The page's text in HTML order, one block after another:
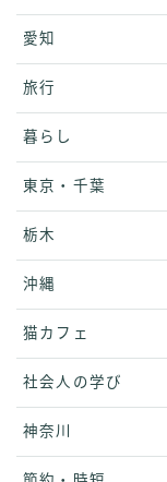
愛知
旅行
暮らし
東京・千葉
栃木
沖縄
猫カフェ
社会人の学び
神奈川